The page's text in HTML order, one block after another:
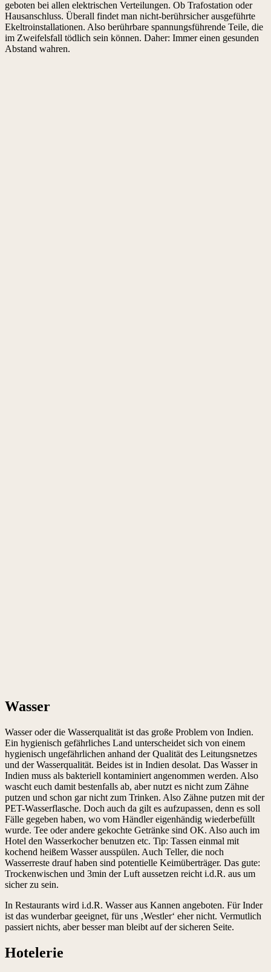
geboten bei allen elektrischen Verteilungen. Ob Trafostation oder
Hausanschluss. Überall findet man nicht-berührsicher ausgeführte
Ekeltroinstallationen. Also berührbare spannungsführende Teile, die
im Zweifelsfall tödlich sein können. Daher: Immer einen gesunden
Abstand wahren.
Wasser
Wasser oder die Wasserqualität ist das große Problem von Indien.
Ein hygienisch gefährliches Land unterscheidet sich von einem
hygienisch ungefährlichen anhand der Qualität des Leitungsnetzes
und der Wasserqualität. Beides ist in Indien desolat. Das Wasser in
Indien muss als bakteriell kontaminiert angenommen werden. Also
wascht euch damit bestenfalls ab, aber nutzt es nicht zum Zähne
putzen und schon gar nicht zum Trinken. Also Zähne putzen mit der
PET-Wasserflasche. Doch auch da gilt es aufzupassen, denn es soll
Fälle gegeben haben, wo vom Händler eigenhändig wiederbefüllt
wurde. Tee oder andere gekochte Getränke sind OK. Also auch im
Hotel den Wasserkocher benutzen etc. Tip: Tassen einmal mit
kochend heißem Wasser ausspülen. Auch Teller, die noch
Wasserreste drauf haben sind potentielle Keimüberträger. Das gute:
Trockenwischen und 3min der Luft aussetzen reicht i.d.R. aus um
sicher zu sein.
In Restaurants wird i.d.R. Wasser aus Kannen angeboten. Für Inder
ist das wunderbar geeignet, für uns ‚Westler‘ eher nicht. Vermutlich
passiert nichts, aber besser man bleibt auf der sicheren Seite.
Hotelerie